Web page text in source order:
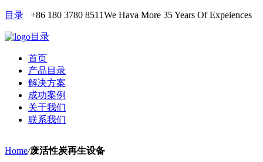
目录 +86 180 3780 8511We Hava More 35 Years Of Expeiences
目录
首页
产品目录
解决方案
成功案例
关于我们
联系我们
Home/废活性炭再生设备